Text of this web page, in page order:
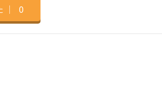
｜ 0